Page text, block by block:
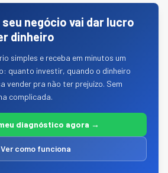
negócio vai dar lucro
dinheiro
simples e receba em minutos um
quanto investir, quando o dinheiro
vender pra não ter prejuízo. Sem
complicada.
diagnóstico agora →
Ver como funciona